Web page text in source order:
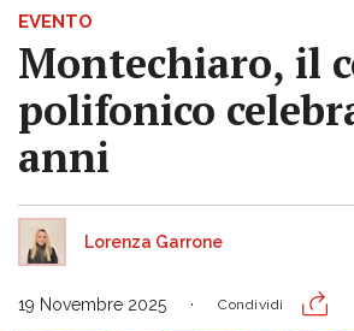
EVENTO
Montechiaro, il
polifonico
anni
Lorenza Garrone
19 Novembre 2025 Condividi